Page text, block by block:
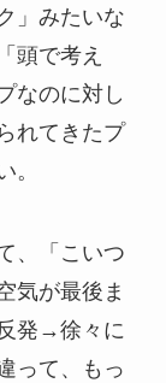
」みたいな
頭で考え
なのに対し
れてきたプ
。
、「こいつ
気が最後ま
発→徐々に
って、もっ